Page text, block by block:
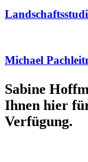
Michael
Sabine
Ihnen hier
Verfügung.